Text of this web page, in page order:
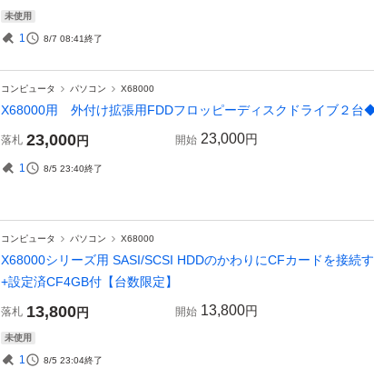
未使用
1 8/7 08:41終了
コンピュータ パソコン X68000
X68000用 外付け拡張用FDDフロッピーディスクドライブ２台
落札 23,000円 開始 23,000円
1 8/5 23:40終了
コンピュータ パソコン X68000
X68000シリーズ用 SASI/SCSI HDDのかわりにCFカードを接続
+設定済CF4GB付【台数限定】
落札 13,800円 開始 13,800円
未使用
1 8/5 23:04終了